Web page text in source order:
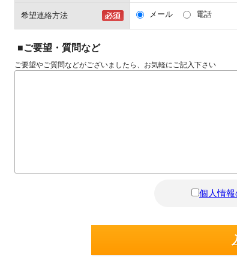
希望連絡方法 メール 電話
■ご要望・質問など
ご要望やご質問などがございましたら、お気軽にご記入下さい
個人情